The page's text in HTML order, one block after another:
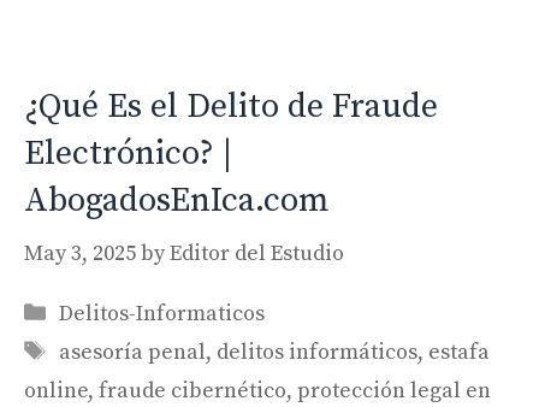
¿Qué Es el Delito de Fraude
Electrónico? |
AbogadosEnIca.com
May 3, 2025byEditor del Estudio
Categories
Delitos-Informaticos
Tags
asesoría penal, delitos informáticos, estafa
online, fraude cibernético, protección legal en